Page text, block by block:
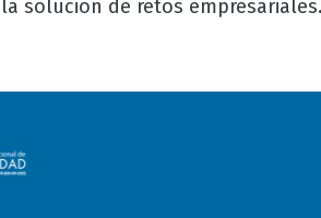
solución de retos empresariales.